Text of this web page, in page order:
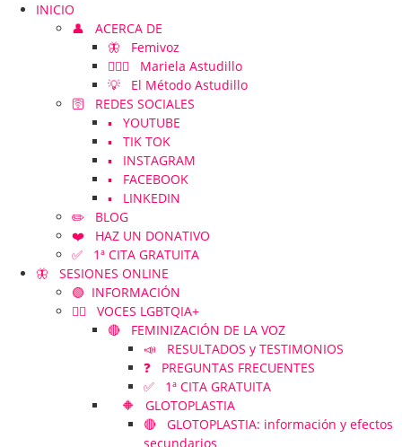
INICIO
👤 ACERCA DE
🦋 Femivoz
👱🏻‍♀️ Mariela Astudillo
💡 El Método Astudillo
🛜 REDES SOCIALES
▪️ YOUTUBE
▪️ TIK TOK
▪️ INSTAGRAM
▪️ FACEBOOK
▪️ LINKEDIN
✏️ BLOG
❤️ HAZ UN DONATIVO
✅ 1ª CITA GRATUITA
🦋 SESIONES ONLINE
🟢 INFORMACIÓN
🏳️‍🌈 VOCES LGBTQIA+
🔴 FEMINIZACIÓN DE LA VOZ
📣 RESULTADOS y TESTIMONIOS
❓ PREGUNTAS FRECUENTES
✅ 1ª CITA GRATUITA
🔶 GLOTOPLASTIA
🔴 GLOTOPLASTIA: información y efectos
secundarios